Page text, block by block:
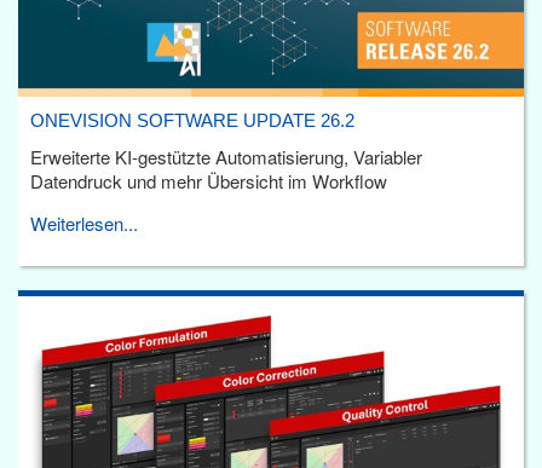
ONEVISION SOFTWARE UPDATE 26.2
Erweiterte KI-gestützte Automatisierung, Variabler
Datendruck und mehr Übersicht im Workflow
Weiterlesen...